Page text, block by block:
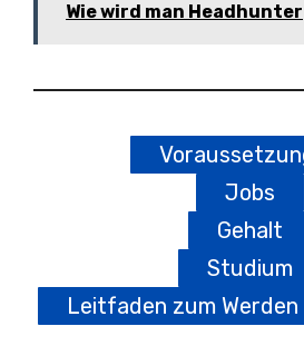
Wie wird man Headhunter
Jobs
Gehalt
Studium
Leitfaden zum